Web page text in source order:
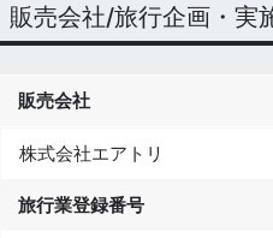
販売会社/旅行企画・実
販売会社
株式会社エアトリ
旅行業登録番号